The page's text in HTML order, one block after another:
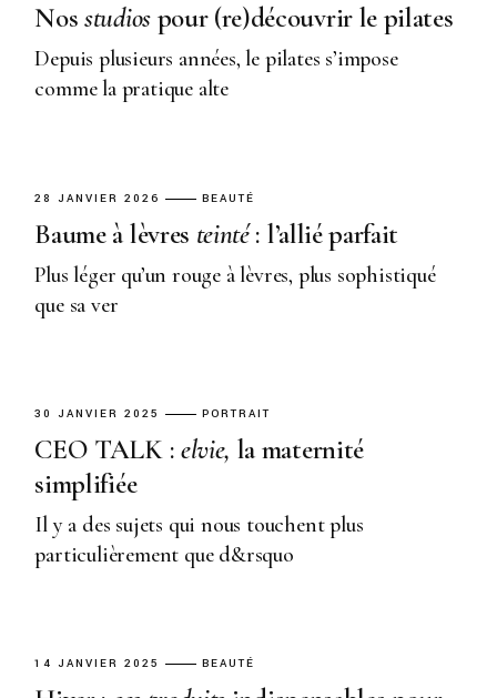
Nosstudiospour (re)découvrir le pilates
Depuis plusieurs années, le pilates s’impose
comme la pratique alte
28 JANVIER 2026 BEAUTÉ
Baume à lèvres teinté: l’allié parfait
Plus léger qu’un rouge à lèvres, plus sophistiqué
que sa ver
30 JANVIER 2025 PORTRAIT
CEO TALK : elvie, la maternité
simplifiée
Il y a des sujets qui nous touchent plus
particulièrement que d&rsquo
14 JANVIER 2025 BEAUTÉ